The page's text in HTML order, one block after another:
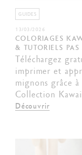
GUIDES
13/03/2026
COLORIAGES
& TUTORIELS PAS
Téléchargez
imprimer et
mignons grâce
Collection
Découvrir